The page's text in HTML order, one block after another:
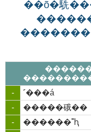
��õ�駪
-
˹���á
-
�����硪��
-
������˭ԧ